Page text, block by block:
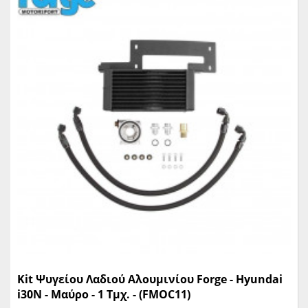
έχει σχεδιαστεί για κανονικές συνθήκες οδήγησης. Όταν
οδηγείται σκληρά για παρατεταμένες περιόδους, το σύστημα
προσφέρει τη λύση σε συστήματα οριακής ψύξης που
ανταποκρίνονται στα αποδεδειγμένα ελαφριά και αποδοτικά
ψυγεία λαδιού που έχουν σχεδιαστεί για να χωρούν στον
μικρότερο πρακτικό χώρο. Αριθμός εξαρτήματος AIRTEC:
Kit Ψυγείου Λαδιού Αλουμινίου Forge - Hyundai
i30N - Μαύρο - 1 Τμχ. - (FMOC11)